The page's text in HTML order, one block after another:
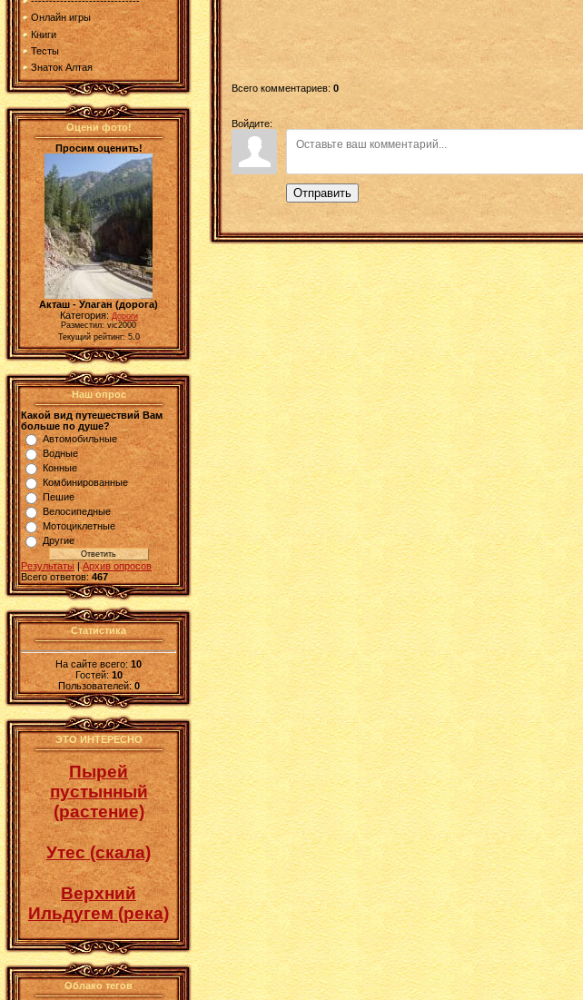
Онлайн игры
Книги
Тесты
Знаток Алтая
Оцени фото!
Просим оценить!
Акташ - Улаган (дорога)
Категория: Дороги
Разместил: vic2000
Текущий рейтинг: 5.0
Наш опрос
Какой вид путешествий Вам
больше по душе?
Автомобильные
Водные
Конные
Комбинированные
Пешие
Велосипедные
Мотоциклетные
Другие
Результаты |Архив опросов
Всего ответов: 467
Статистика
На сайте всего:10
Гостей: 10
Пользователей: 0
ЭТО ИНТЕРЕСНО
Пырей
пустынный
(растение)
Утес (скала)
Верхний
Ильдугем (река)
Облако тегов
Всего комментариев: 0
Войдите:
Отправить